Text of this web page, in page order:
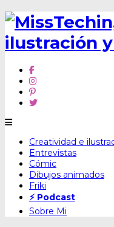
Skip
content
Creatividad e
Entrevistas
Cómic
Dibujos animados
Friki
⚡ Podcast
Sobre Mi